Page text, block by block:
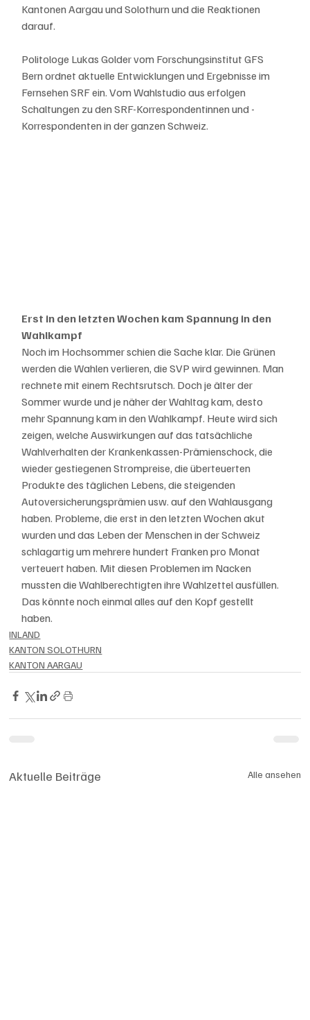
Kantonen Aargau und Solothurn und die Reaktionen
darauf.
Politologe Lukas Golder vom Forschungsinstitut GFS
Bern ordnet aktuelle Entwicklungen und Ergebnisse im
Fernsehen SRF ein. Vom Wahlstudio aus erfolgen
Schaltungen zu den SRF-Korrespondentinnen und -
Korrespondenten in der ganzen Schweiz.
Erst in den letzten Wochen kam Spannung in den
Wahlkampf
Noch im Hochsommer schien die Sache klar. Die Grünen
werden die Wahlen verlieren, die SVP wird gewinnen. Man
rechnete mit einem Rechtsrutsch. Doch je älter der
Sommer wurde und je näher der Wahltag kam, desto
mehr Spannung kam in den Wahlkampf. Heute wird sich
zeigen, welche Auswirkungen auf das tatsächliche
Wahlverhalten der Krankenkassen-Prämienschock, die
wieder gestiegenen Strompreise, die überteuerten
Produkte des täglichen Lebens, die steigenden
Autoversicherungsprämien usw. auf den Wahlausgang
haben. Probleme, die erst in den letzten Wochen akut
wurden und das Leben der Menschen in der Schweiz
schlagartig um mehrere hundert Franken pro Monat
verteuert haben. Mit diesen Problemen im Nacken
mussten die Wahlberechtigten ihre Wahlzettel ausfüllen.
Das könnte noch einmal alles auf den Kopf gestellt
haben.
INLAND
KANTON SOLOTHURN
KANTON AARGAU
Aktuelle Beiträge Alle ansehen